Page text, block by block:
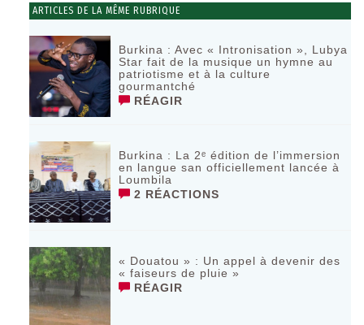
ARTICLES DE LA MÊME RUBRIQUE
Burkina : Avec « Intronisation », Lubya
Star fait de la musique un hymne au
patriotisme et à la culture
gourmantché
RÉAGIR
Burkina : La 2ᵉ édition de l’immersion
en langue san officiellement lancée à
Loumbila
2 RÉACTIONS
« Douatou » : Un appel à devenir des
« faiseurs de pluie »
RÉAGIR